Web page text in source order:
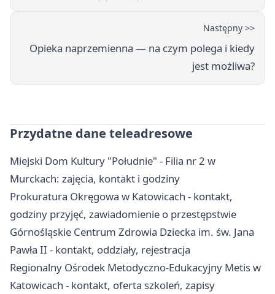
Następny >>
Opieka naprzemienna — na czym polega i kiedy
jest możliwa?
Przydatne dane teleadresowe
Miejski Dom Kultury "Południe" - Filia nr 2 w
Murckach: zajęcia, kontakt i godziny
Prokuratura Okręgowa w Katowicach - kontakt,
godziny przyjęć, zawiadomienie o przestępstwie
Górnośląskie Centrum Zdrowia Dziecka im. św. Jana
Pawła II - kontakt, oddziały, rejestracja
Regionalny Ośrodek Metodyczno-Edukacyjny Metis w
Katowicach - kontakt, oferta szkoleń, zapisy